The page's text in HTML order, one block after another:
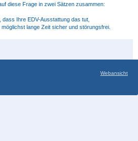
diese Frage in zwei Sätzen zusammen:
dass Ihre EDV-Ausstattung das tut,
lange Zeit sicher und störungsfrei.
Webansicht